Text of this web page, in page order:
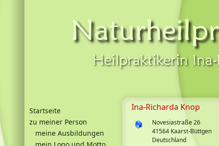
Startseite
zu meiner Person
meine Ausbildungen
Ina-Richarda Knop
Novesiastraße 26
41564 Kaarst-Büttgen
Deutschland